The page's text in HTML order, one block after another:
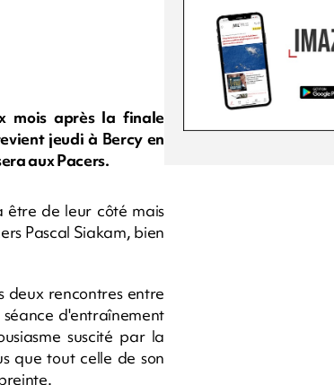
mois après la finale
jeudi à Bercy en
aux Pacers.
être de leur côté mais
Pascal Siakam, bien
rencontres entre
d'entraînement
suscité par la
que tout celle de son